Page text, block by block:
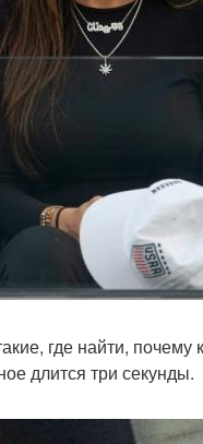
где найти, почему
длится три секунды.